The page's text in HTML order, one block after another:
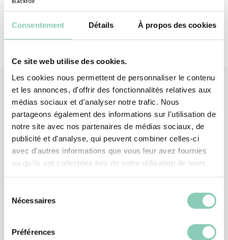
Consentement Détails À propos des cookies
Ce site web utilise des cookies.
Les cookies nous permettent de personnaliser le contenu
et les annonces, d'offrir des fonctionnalités relatives aux
médias sociaux et d'analyser notre trafic. Nous
partageons également des informations sur l'utilisation de
notre site avec nos partenaires de médias sociaux, de
publicité et d'analyse, qui peuvent combiner celles-ci
avec d'autres informations que vous leur avez fournies
ou qu'ils ont collectées lors de votre utilisation de leurs
Nécessaires
Préférences
Produits associés